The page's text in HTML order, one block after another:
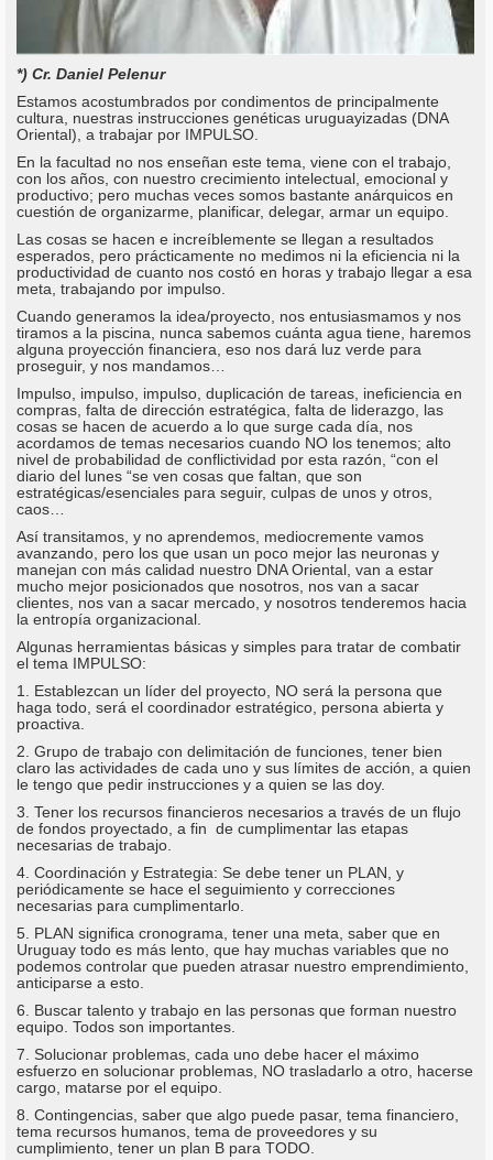
*) Cr. Daniel Pelenur
Estamos acostumbrados por condimentos de principalmente
cultura, nuestras instrucciones genéticas uruguayizadas (DNA
Oriental), a trabajar por IMPULSO.
En la facultad no nos enseñan este tema, viene con el trabajo,
con los años, con nuestro crecimiento intelectual, emocional y
productivo; pero muchas veces somos bastante anárquicos en
cuestión de organizarme, planificar, delegar, armar un equipo.
Las cosas se hacen e increíblemente se llegan a resultados
esperados, pero prácticamente no medimos ni la eficiencia ni la
productividad de cuanto nos costó en horas y trabajo llegar a esa
meta, trabajando por impulso.
Cuando generamos la idea/proyecto, nos entusiasmamos y nos
tiramos a la piscina, nunca sabemos cuánta agua tiene, haremos
alguna proyección financiera, eso nos dará luz verde para
proseguir, y nos mandamos…
Impulso, impulso, impulso, duplicación de tareas, ineficiencia en
compras, falta de dirección estratégica, falta de liderazgo, las
cosas se hacen de acuerdo a lo que surge cada día, nos
acordamos de temas necesarios cuando NO los tenemos; alto
nivel de probabilidad de conflictividad por esta razón, “con el
diario del lunes “se ven cosas que faltan, que son
estratégicas/esenciales para seguir, culpas de unos y otros,
caos…
Así transitamos, y no aprendemos, mediocremente vamos
avanzando, pero los que usan un poco mejor las neuronas y
manejan con más calidad nuestro DNA Oriental, van a estar
mucho mejor posicionados que nosotros, nos van a sacar
clientes, nos van a sacar mercado, y nosotros tenderemos hacia
la entropía organizacional.
Algunas herramientas básicas y simples para tratar de combatir
el tema IMPULSO:
1. Establezcan un líder del proyecto, NO será la persona que
haga todo, será el coordinador estratégico, persona abierta y
proactiva.
2. Grupo de trabajo con delimitación de funciones, tener bien
claro las actividades de cada uno y sus límites de acción, a quien
le tengo que pedir instrucciones y a quien se las doy.
3. Tener los recursos financieros necesarios a través de un flujo
de fondos proyectado, a fin de cumplimentar las etapas
necesarias de trabajo.
4. Coordinación y Estrategia: Se debe tener un PLAN, y
periódicamente se hace el seguimiento y correcciones
necesarias para cumplimentarlo.
5. PLAN significa cronograma, tener una meta, saber que en
Uruguay todo es más lento, que hay muchas variables que no
podemos controlar que pueden atrasar nuestro emprendimiento,
anticiparse a esto.
6. Buscar talento y trabajo en las personas que forman nuestro
equipo. Todos son importantes.
7. Solucionar problemas, cada uno debe hacer el máximo
esfuerzo en solucionar problemas, NO trasladarlo a otro, hacerse
cargo, matarse por el equipo.
8. Contingencias, saber que algo puede pasar, tema financiero,
tema recursos humanos, tema de proveedores y su
cumplimiento, tener un plan B para TODO.